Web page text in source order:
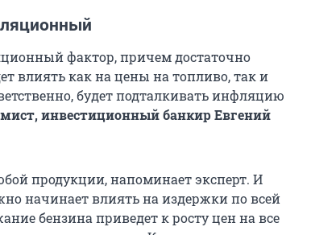
фактор, причем достаточно
влиять как на цены на топливо, так и
будет подталкивать инфляцию
инвестиционный банкирЕвгений
продукции, напоминает эксперт. И
начинает влиять на издержки по всей
бензина приведет к росту цен на все